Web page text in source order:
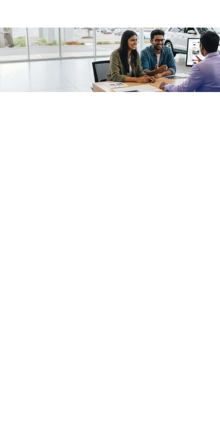
/fragments/plp-details